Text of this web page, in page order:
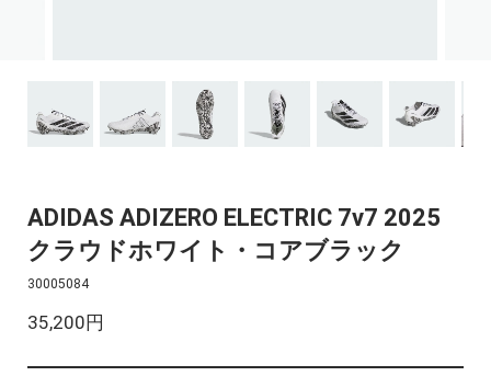
ADIDAS ADIZERO ELECTRIC 7v7 2025
クラウドホワイト・コアブラック
30005084
35,200円